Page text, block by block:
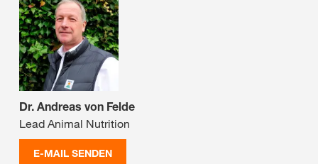
Dr. Andreas von Felde
Lead Animal Nutrition
E-MAIL SENDEN